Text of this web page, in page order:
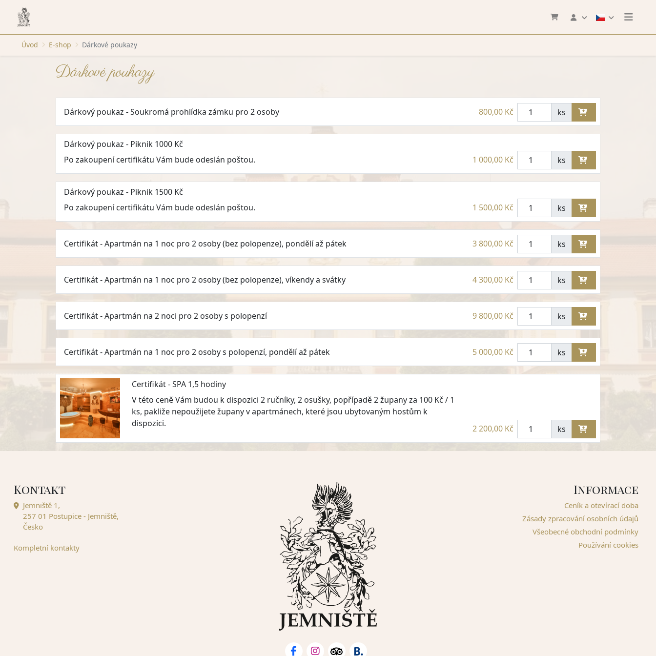
Úvod E-shop Dárkové poukazy
Dárkové poukazy
Dárkový poukaz - Soukromá prohlídka zámku pro 2 osoby 800,00 Kč ks
Dárkový poukaz - Piknik 1000 Kč
Po zakoupení certifikátu Vám bude odeslán poštou.
1 000,00 Kč ks
Dárkový poukaz - Piknik 1500 Kč
Po zakoupení certifikátu Vám bude odeslán poštou.
1 500,00 Kč ks
Certifikát - Apartmán na 1 noc pro 2 osoby (bez polopenze), pondělí až pátek 3 800,00 Kč ks
Certifikát - Apartmán na 1 noc pro 2 osoby (bez polopenze), víkendy a svátky 4 300,00 Kč ks
Certifikát - Apartmán na 2 noci pro 2 osoby s polopenzí 9 800,00 Kč ks
Certifikát - Apartmán na 1 noc pro 2 osoby s polopenzí, pondělí až pátek 5 000,00 Kč ks
Certifikát - SPA 1,5 hodiny
V této ceně Vám budou k dispozici 2 ručníky, 2 osušky, popřípadě 2 župany za 100 Kč / 1
ks, pakliže nepoužijete župany v apartmánech, které jsou ubytovaným hostům k
dispozici.
2 200,00 Kč ks
Informace
Ceník a otevírací doba
Zásady zpracování osobních údajů
Všeobecné obchodní podmínky
Používání cookies
Kontakt
Jemniště 1,
257 01 Postupice - Jemniště,
Česko
Kompletní kontakty